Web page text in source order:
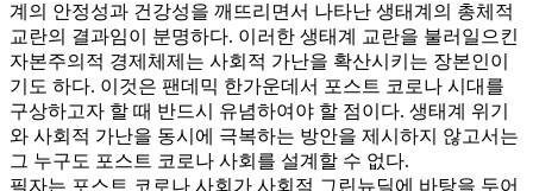
계의 안정성과 건강성을 깨뜨리면서 나타난 생태계의 총체적
교란의 결과임이 분명하다. 이러한 생태계 교란을 불러일으킨
자본주의적 경제체제는 사회적 가난을 확산시키는 장본인이
기도 하다. 이것은 팬데믹 한가운데서 포스트 코로나 시대를
구상하고자 할 때 반드시 유념하여야 할 점이다. 생태계 위기
와 사회적 가난을 동시에 극복하는 방안을 제시하지 않고서는
그 누구도 포스트 코로나 사회를 설계할 수 없다.
필자는 포스트 코로나 사회가 사회적 그린뉴딜에 바탕을 두어